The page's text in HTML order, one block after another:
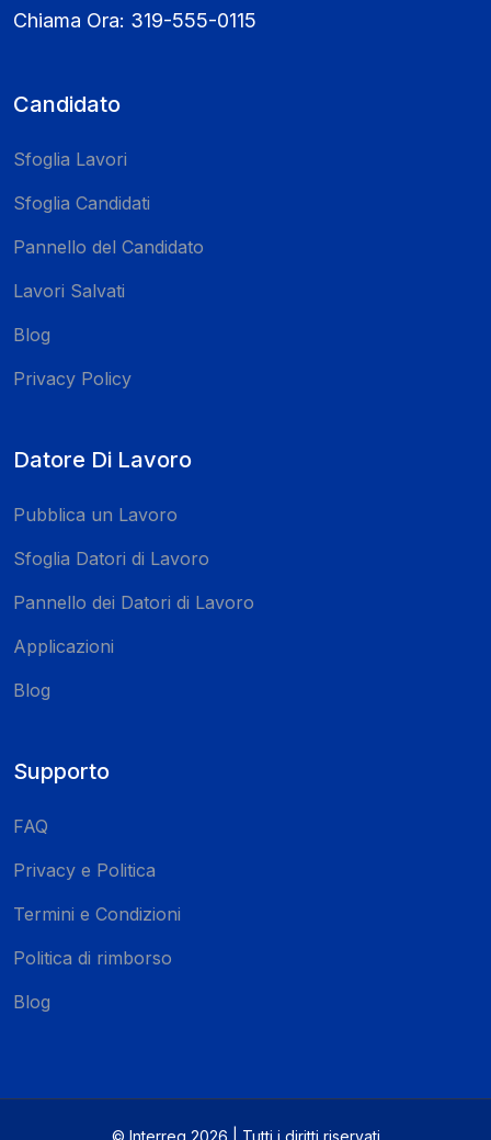
Chiama Ora: 319-555-0115
Candidato
Sfoglia Lavori
Sfoglia Candidati
Pannello del Candidato
Lavori Salvati
Blog
Privacy Policy
Datore Di Lavoro
Pubblica un Lavoro
Sfoglia Datori di Lavoro
Pannello dei Datori di Lavoro
Applicazioni
Blog
Supporto
FAQ
Privacy e Politica
Termini e Condizioni
Politica di rimborso
Blog